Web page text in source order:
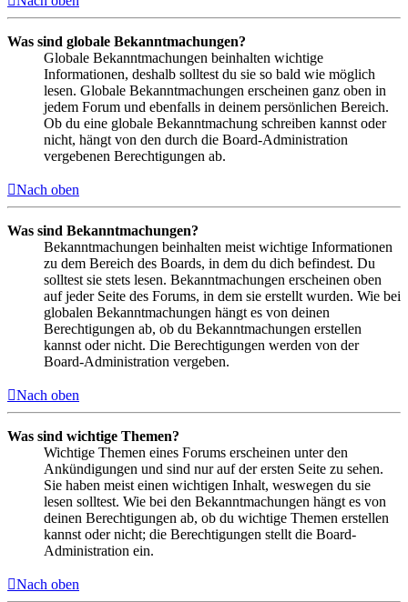
Was sind globale Bekanntmachungen?
Globale Bekanntmachungen beinhalten wichtige
Informationen, deshalb solltest du sie so bald wie möglich
lesen. Globale Bekanntmachungen erscheinen ganz oben in
jedem Forum und ebenfalls in deinem persönlichen Bereich.
Ob du eine globale Bekanntmachung schreiben kannst oder
nicht, hängt von den durch die Board-Administration
vergebenen Berechtigungen ab.
Nach oben
Was sind Bekanntmachungen?
Bekanntmachungen beinhalten meist wichtige Informationen
zu dem Bereich des Boards, in dem du dich befindest. Du
solltest sie stets lesen. Bekanntmachungen erscheinen oben
auf jeder Seite des Forums, in dem sie erstellt wurden. Wie bei
globalen Bekanntmachungen hängt es von deinen
Berechtigungen ab, ob du Bekanntmachungen erstellen
kannst oder nicht. Die Berechtigungen werden von der
Board-Administration vergeben.
Nach oben
Was sind wichtige Themen?
Wichtige Themen eines Forums erscheinen unter den
Ankündigungen und sind nur auf der ersten Seite zu sehen.
Sie haben meist einen wichtigen Inhalt, weswegen du sie
lesen solltest. Wie bei den Bekanntmachungen hängt es von
deinen Berechtigungen ab, ob du wichtige Themen erstellen
kannst oder nicht; die Berechtigungen stellt die Board-
Administration ein.
Nach oben